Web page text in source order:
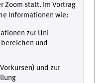
Zoom statt. Im Vortrag
Informationen wie:
zur Uni
und
und zur